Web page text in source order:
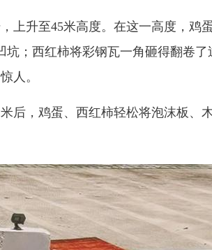
升至45米高度。在这一高度，鸡
坑；西红柿将彩钢瓦一角砸得翻卷
人。
，鸡蛋、西红柿轻松将泡沫板、